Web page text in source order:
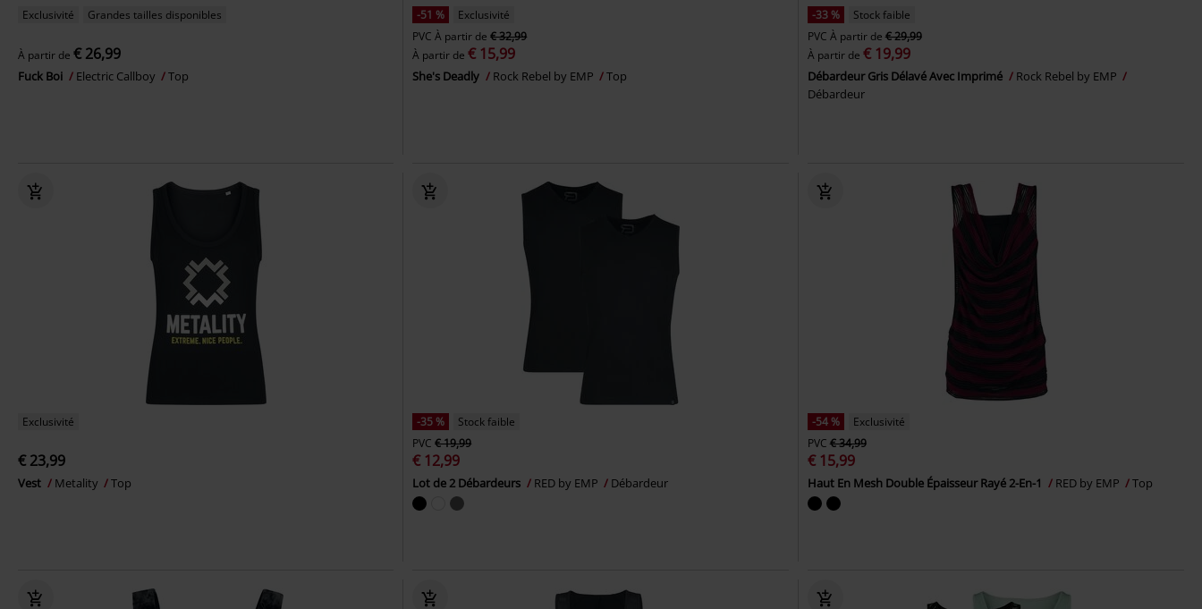
Exclusivité Grandes tailles disponibles
À partir de € 26,99
Fuck Boi Electric Callboy Top
-51 %
Exclusivité
PVC À partir de€ 32,99
À partir de€ 15,99
She's Deadly Rock Rebel by EMP Top
-33 %
Stock faible
PVC À partir de € 29,99
À partir de € 19,99
Débardeur Gris Délavé Avec Imprimé
Rock Rebel by EMP
Débardeur
Exclusivité
€ 23,99
Vest Metality Top
-35 %
Stock faible
PVC € 19,99
€ 12,99
Lot de 2 Débardeurs RED by EMP Débardeur
-54 %
Exclusivité
PVC € 34,99
€ 15,99
Haut En Mesh Double Épaisseur Rayé 2-En-1 RED by EMP Top